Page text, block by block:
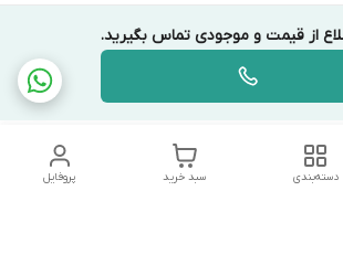
از قیمت و موجودی تماس بگیرید.
پروفایل سبد خرید دسته‌بندی